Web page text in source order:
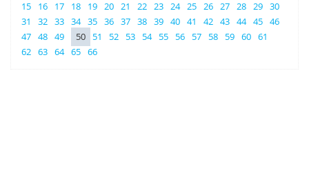
15
16 17 18 19 20 21 22 23 24 25 26 27 28 29 30
31
32 33 34 35 36 37 38 39 40 41 42 43 44 45 46
47 48 49 50 51 52 53 54 55 56 57 58 59 60 61
62 63 64 65 66